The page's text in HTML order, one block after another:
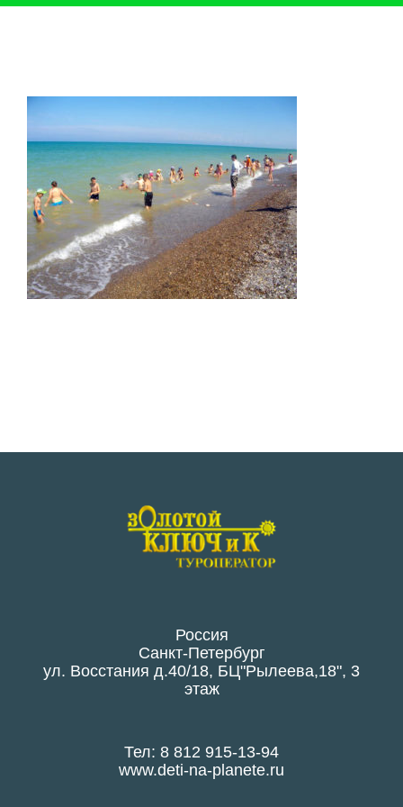
Россия
Санкт-Петербург
ул. Восстания д.40/18, БЦ"Рылеева,18", 3
этаж
Тел: 8 812 915-13-94
www.deti-na-planete.ru